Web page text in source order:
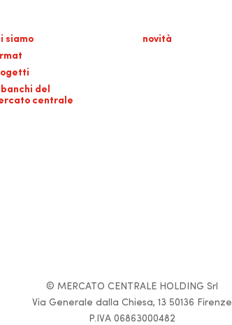
siamo
del
centrale
novità
© MERCATO CENTRALE HOLDING Srl
Via Generale dalla Chiesa, 13 50136 Firenze
P.IVA 06863000482